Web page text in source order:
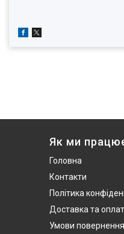
Як ми
Головна
Контакти
Політика
Доставка та
Умови повернення